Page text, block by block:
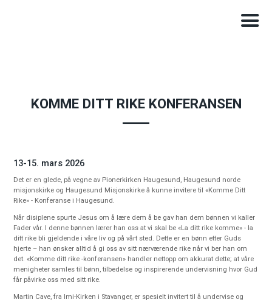
KOMME DITT RIKE KONFERANSEN
13-15. mars 2026
Det er en glede, på vegne av Pionerkirken Haugesund, Haugesund norde
misjonskirke og Haugesund Misjonskirke å kunne invitere til «Komme Ditt
Rike» - Konferanse i Haugesund.
Når disiplene spurte Jesus om å lære dem å be gav han dem bønnen vi kaller
Fader vår. I denne bønnen lærer han oss at vi skal be «La ditt rike komme» - la
ditt rike bli gjeldende i våre liv og på vårt sted. Dette er en bønn etter Guds
hjerte – han ønsker alltid å gi oss av sitt nærværende rike når vi ber han om
det. «Komme ditt rike -konferansen» handler nettopp om akkurat dette; at våre
menigheter samles til bønn, tilbedelse og inspirerende undervisning hvor Gud
får påvirke oss med sitt rike.
Martin Cave, fra Imi-Kirken i Stavanger, er spesielt invitert til å undervise og